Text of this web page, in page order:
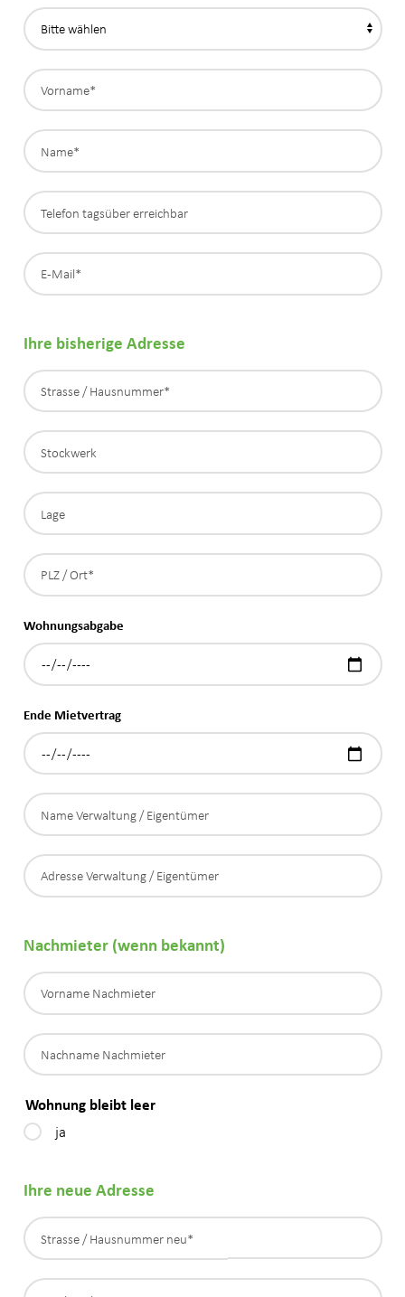
Ihre bisherige Adresse
Wohnungsabgabe
Ende Mietvertrag
Nachmieter (wenn bekannt)
Wohnung bleibt leer
ja
Ihre neue Adresse